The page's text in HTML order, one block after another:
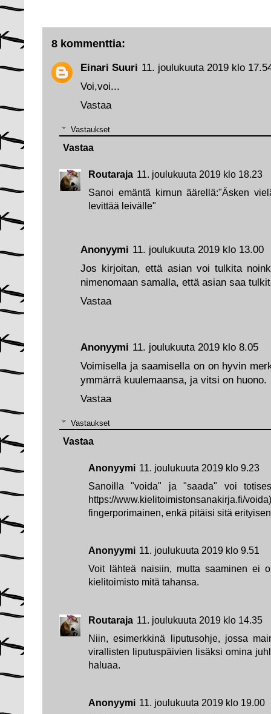
8 kommenttia:
Anonyymi 11. joulukuuta 2019 klo 8.05
Voimisella ja saamisella on on hyvin
ymmärrä kuulemaansa, ja vitsi on huono.
Vastaa
Vastaukset
Anonyymi 11. joulukuuta 2019 klo 9.23
Sanoilla "voida" ja "saada" voi
https://
fingerporimainen, enkä pitäisi sitä
Anonyymi 11. joulukuuta 2019 klo 9.51
Voit lähteä naisiin, mutta saaminen ei
kielitoimisto mitä tahansa.
Routaraja 11. joulukuuta 2019 klo 14.35
Niin, esimerkkinä liputusohje, jossa
virallisten liputuspäivien lisäksi omina
haluaa.
Anonyymi 11. joulukuuta 2019 klo 19.00
Vastaa
Anonyymi 11. joulukuuta 2019 klo 13.00
Jos kirjoitan, että asian voi tulkita
nimenomaan samalla, että asian saa
Vastaa
Einari Suuri 11. joulukuuta 2019 klo
Voi,voi...
Vastaa
Vastaukset
Routaraja 11. joulukuuta 2019 klo 18.23
Sanoi emäntä kirnun äärellä:"Äsken
levittää leivälle"
Vastaa